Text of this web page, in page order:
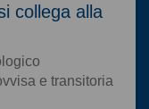
collega alla
e transitoria